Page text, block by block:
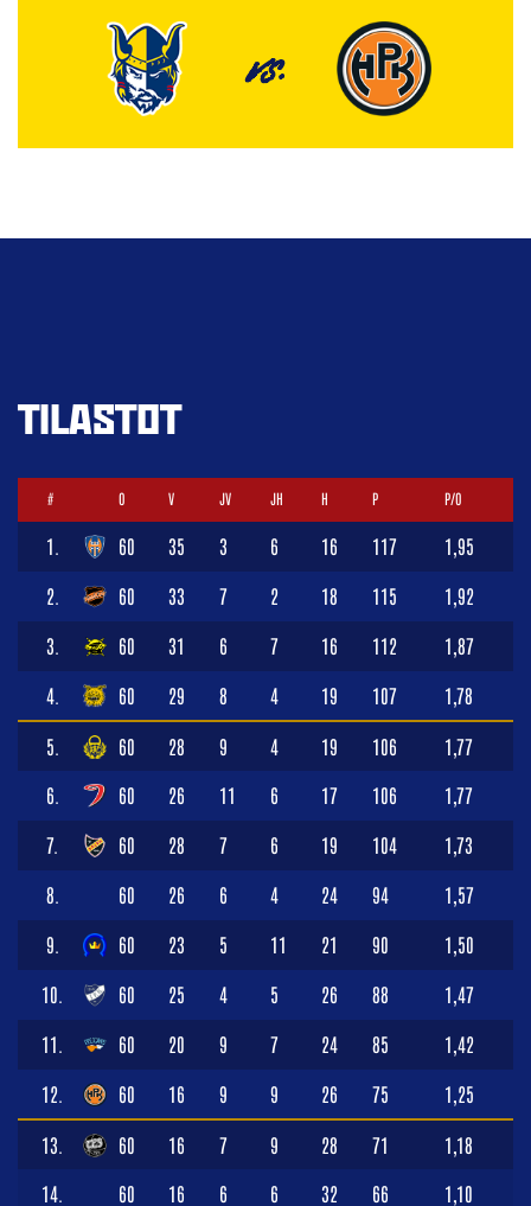
VS.
TILASTOT
# O V JV JH H P P/O
1. 60 35 3 6 16 117 1,95
2. 60 33 7 2 18 115 1,92
3. 60 31 6 7 16 112 1,87
4. 60 29 8 4 19 107 1,78
5. 60 28 9 4 19 106 1,77
6. 60 26 11 6 17 106 1,77
7. 60 28 7 6 19 104 1,73
8. 60 26 6 4 24 94 1,57
9. 60 23 5 11 21 90 1,50
10. 60 25 4 5 26 88 1,47
11. 60 20 9 7 24 85 1,42
12. 60 16 9 9 26 75 1,25
13. 60 16 7 9 28 71 1,18
14. 60 16 6 6 32 66 1,10